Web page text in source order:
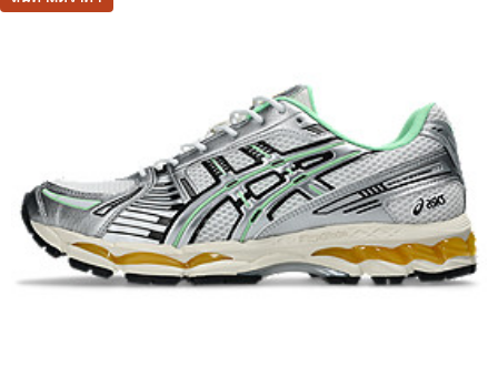
Breathable mesh underlays
Helps create a smooth feel underfoot
Rearfoot and forefoot GEL™ technology
Improves impact absorption
Dope dyed recycled sockliner mesh